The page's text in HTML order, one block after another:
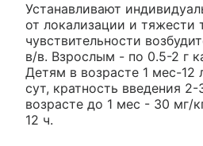
Устанавливают
от локализации и тяжести
чувствительности
в/в. Взрослым - по 0.5-2 г
Детям в возрасте 1 мес-12
сут, кратность введения 2-
возрасте до 1 мес - 30 мг/
12 ч.